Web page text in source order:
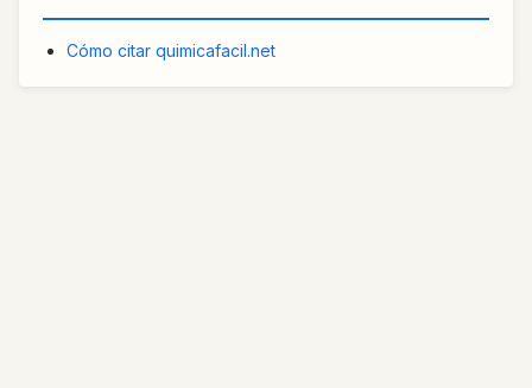
Cómo citar quimicafacil.net